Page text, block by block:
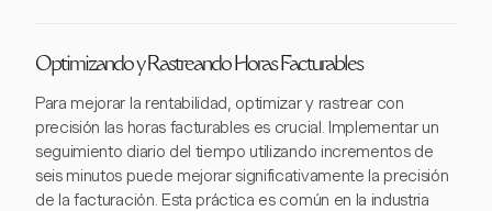
Optimizando y Rastreando Horas Facturables
Para mejorar la rentabilidad, optimizar y rastrear con
precisión las horas facturables es crucial. Implementar un
seguimiento diario del tiempo utilizando incrementos de
seis minutos puede mejorar significativamente la precisión
de la facturación. Esta práctica es común en la industria